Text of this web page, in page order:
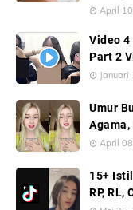
April
Video 4
Part 2
Umur
Agama,
April
15+
RP, RL,